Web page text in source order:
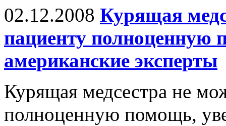
02.12.2008 Курящая
пациенту полноценную
американские эксперты
Курящая медсестра не
полноценную помощь,